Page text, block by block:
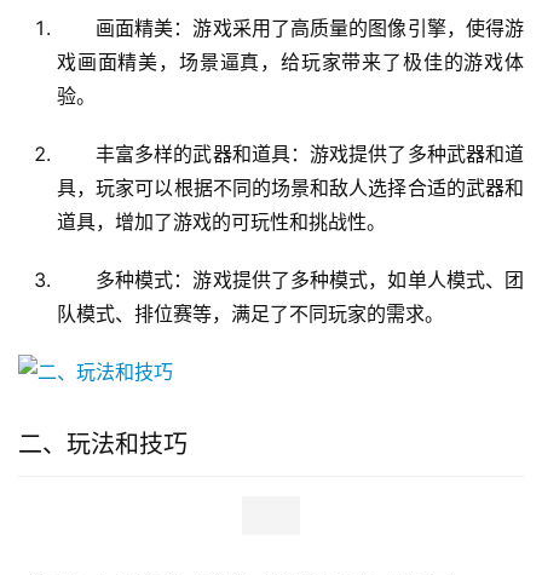
画面精美：游戏采用了高质量的图像引擎，使得游
戏画面精美，场景逼真，给玩家带来了极佳的游戏体
验。
丰富多样的武器和道具：游戏提供了多种武器和道
具，玩家可以根据不同的场景和敌人选择合适的武器和
道具，增加了游戏的可玩性和挑战性。
多种模式：游戏提供了多种模式，如单人模式、团
队模式、排位赛等，满足了不同玩家的需求。
二、玩法和技巧